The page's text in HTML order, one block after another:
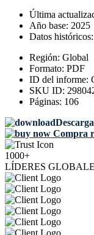
Última
Año base: 2025
Datos históricos:
Región: Global
Formato: PDF
ID del informe:
SKU ID:
Páginas: 106
Compra
1000+
LÍDERES